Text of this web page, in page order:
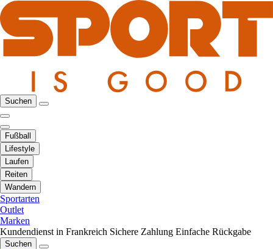
Suchen
Fußball
Lifestyle
Laufen
Reiten
Wandern
Sportarten
Outlet
Marken
Kundendienst in Frankreich Sichere Zahlung Einfache Rückgabe
Suchen